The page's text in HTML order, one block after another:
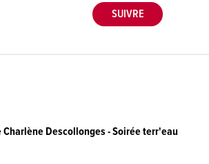
Descollonges - Soirée terr'eau